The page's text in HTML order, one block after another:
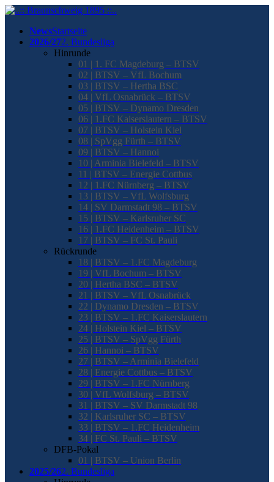
NewsStartseite
2026/272. Bundesliga
Hinrunde
01 | 1. FC Magdeburg – BTSV
02 | BTSV – VfL Bochum
03 | BTSV – Hertha BSC
04 | VfL Osnabrück – BTSV
05 | BTSV – Dynamo Dresden
06 | 1.FC Kaiserslautern – BTSV
07 | BTSV – Holstein Kiel
08 | SpVgg Fürth – BTSV
09 | BTSV – Hannoi
10 | Arminia Bielefeld – BTSV
11 | BTSV – Energie Cottbus
12 | 1.FC Nürnberg – BTSV
13 | BTSV – VfL Wolfsburg
14 | SV Darmstadt 98 – BTSV
15 | BTSV – Karlsruher SC
16 | 1.FC Heidenheim – BTSV
17 | BTSV – FC St. Pauli
Rückrunde
18 | BTSV – 1.FC Magdeburg
19 | VfL Bochum – BTSV
20 | Hertha BSC – BTSV
21 | BTSV – VfL Osnabrück
22 | Dynamo Dresden – BTSV
23 | BTSV – 1.FC Kaiserslautern
24 | Holstein Kiel – BTSV
25 | BTSV – SpVgg Fürth
26 | Hannoi – BTSV
27 | BTSV – Arminia Bielefeld
28 | Energie Cottbus – BTSV
29 | BTSV – 1.FC Nürnberg
30 | VfL Wolfsburg – BTSV
31 | BTSV – SV Darmstadt 98
32 | Karlsruher SC – BTSV
33 | BTSV – 1.FC Heidenheim
34 | FC St. Pauli – BTSV
DFB-Pokal
01 | BTSV – Union Berlin
2025/262. Bundesliga